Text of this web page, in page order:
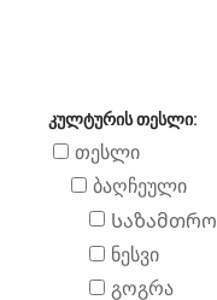
ᲙᲣᲚᲢᲣᲠᲘᲡ ᲗᲔᲡᲚᲘ:
თესლი
ბაღჩეული
Საზამთრო
ნესვი
გოგრა